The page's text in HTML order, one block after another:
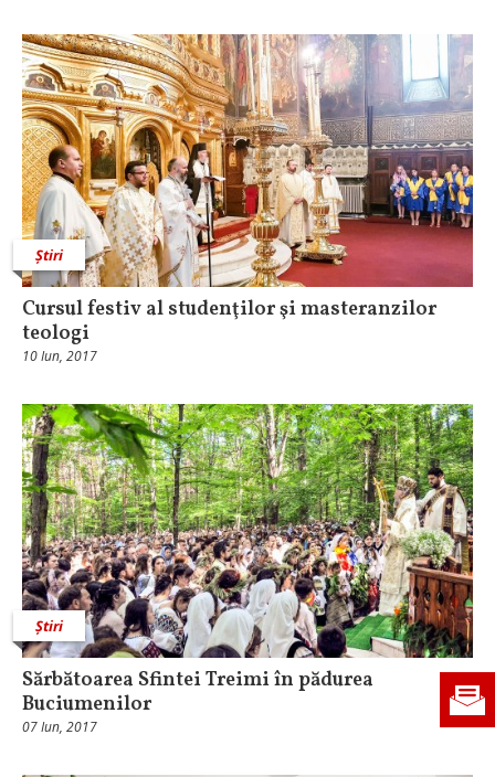
Știri
Cursul festiv al studenţilor şi masteranzilor
teologi
10 Iun, 2017
Știri
Sărbătoarea Sfintei Treimi în pădurea
Buciumenilor
07 Iun, 2017